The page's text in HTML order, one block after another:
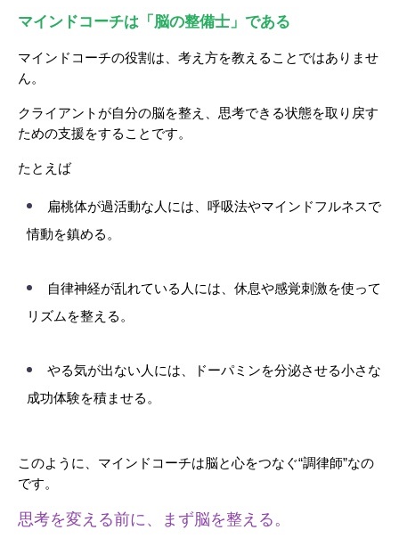
マインドコーチは「脳の整備士」である
マインドコーチの役割は、考え方を教えることではありませ
ん。
クライアントが自分の脳を整え、思考できる状態を取り戻す
ための支援をすることです。
たとえば
扁桃体が過活動な人には、呼吸法やマインドフルネスで
情動を鎮める。
自律神経が乱れている人には、休息や感覚刺激を使って
リズムを整える。
やる気が出ない人には、ドーパミンを分泌させる小さな
成功体験を積ませる。
このように、マインドコーチは脳と心をつなぐ“調律師”なの
です。
思考を変える前に、まず脳を整える。